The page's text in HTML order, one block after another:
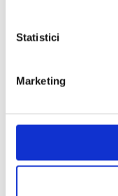
Statistici
Marketing